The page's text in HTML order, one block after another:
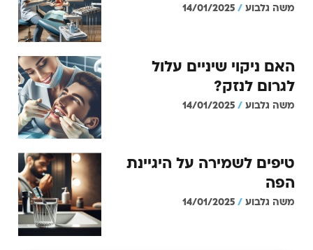
משה גלבוע
האם ניקוי שיניים עלול
לגרום לנזק?
משה גלבוע
טיפים לשמירה על היגיינת
הפה
משה גלבוע